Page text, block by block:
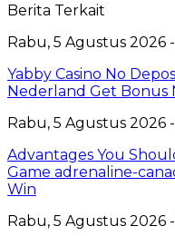
Berita Terkait
Rabu, 5 Agustus 2026
Yabby Casino No
Nederland Get Bonus
Rabu, 5 Agustus 2026
Advantages You
Game adrenaline-
Win
Rabu, 5 Agustus 2026